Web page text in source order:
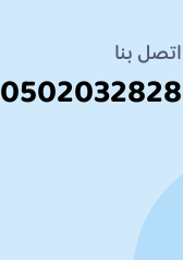
اتصل بنا
0502032828